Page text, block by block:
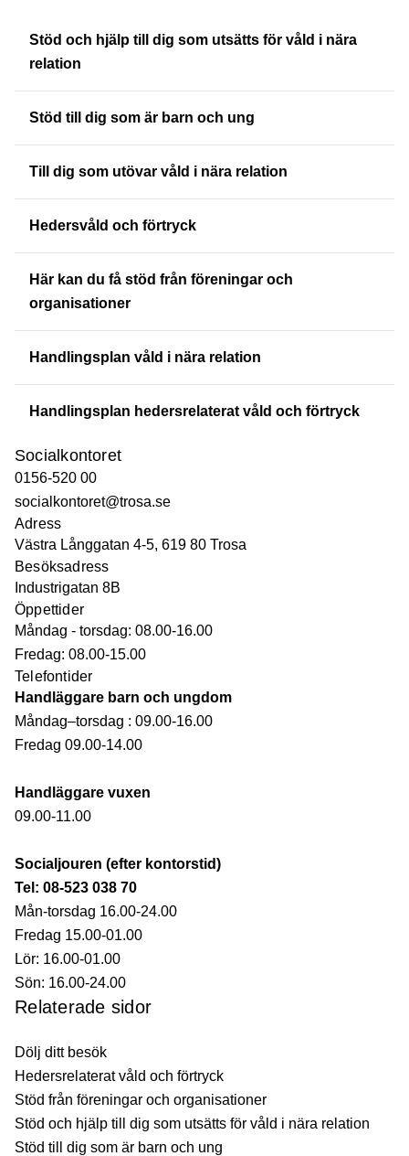
Stöd och hjälp till dig som utsätts för våld i nära
relation
Stöd till dig som är barn och ung
Till dig som utövar våld i nära relation
Hedersvåld och förtryck
Här kan du få stöd från föreningar och
organisationer
Handlingsplan våld i nära relation
Handlingsplan hedersrelaterat våld och förtryck
Socialkontoret
0156-520 00
socialkontoret@trosa.se
Adress
Västra Långgatan 4-5, 619 80 Trosa
Besöksadress
Industrigatan 8B
Öppettider
Måndag - torsdag: 08.00-16.00
Fredag: 08.00-15.00
Telefontider
Handläggare barn och ungdom
Måndag–torsdag : 09.00-16.00
Fredag 09.00-14.00
Handläggare vuxen
09.00-11.00
Socialjouren (efter kontorstid)
Tel: 08-523 038 70
Mån-torsdag 16.00-24.00
Fredag 15.00-01.00
Lör: 16.00-01.00
Sön: 16.00-24.00
Relaterade sidor
Dölj ditt besök
Hedersrelaterat våld och förtryck
Stöd från föreningar och organisationer
Stöd och hjälp till dig som utsätts för våld i nära relation
Stöd till dig som är barn och ung